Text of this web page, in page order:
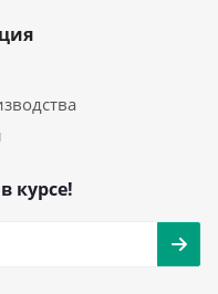
курсе!